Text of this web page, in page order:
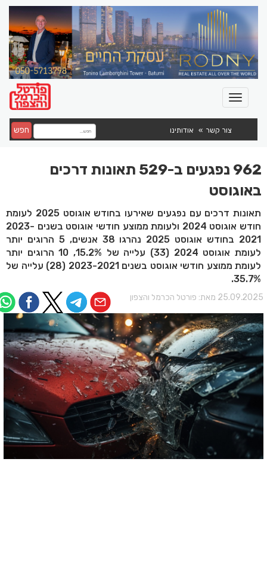
צור קשר אודותינו חפש
962 נפגעים ב-529 תאונות דרכים
באוגוסט
תאונות דרכים עם נפגעים שאירעו בחודש אוגוסט 2025 לעומת
חודש אוגוסט 2024 ולעומת ממוצע חודשי אוגוסט בשנים 2023-
2021 בחודש אוגוסט 2025 נהרגו 38 אנשים, 5 הרוגים יותר
לעומת אוגוסט 2024 (33) עלייה של 15.2%, 10 הרוגים יותר
לעומת ממוצע חודשי אוגוסט בשנים 2023-2021 (28) עלייה של
35.7%.
מאת: פורטל הכרמל והצפון